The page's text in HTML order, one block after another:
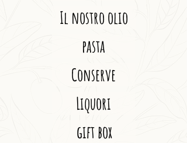
Il nostro olio
pasta
Conserve
Liquori
gift box